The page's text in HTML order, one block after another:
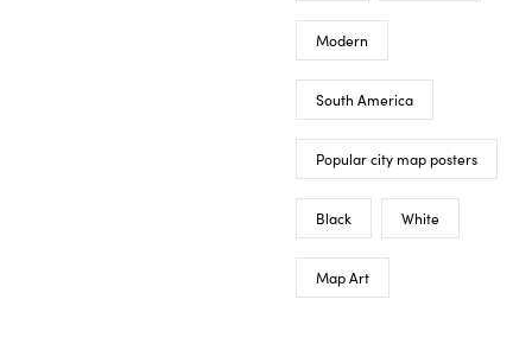
Modern
South America
Popular city map posters
Black White
Map Art